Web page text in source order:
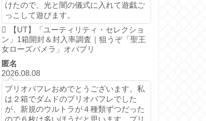
けたので、光と闇の儀式に入れて遊戯ご
っこして遊びます。
【UT】「ユーティリティ・セレクショ
ン」1箱開封＆封入率調査｜狙うぞ「聖王
女ローズパメラ」オバプリ
匿名
2026.08.08
プリオバフレおめでとうございます。私
は２箱でダムドのプリオバフレでした
が、新規のウルトラが４種類ずつだった
ので６枚は多いほうだと思います。プリ